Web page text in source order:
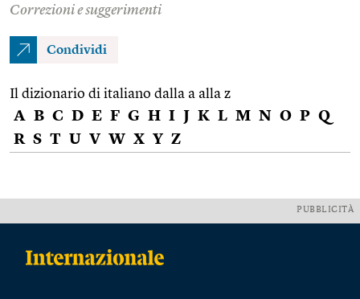
Correzioni e suggerimenti
Condividi
Il dizionario di italiano dalla a alla z
A B C D E F G H I J K L M N O P Q
R S T U V W X Y Z
PUBBLICITÀ